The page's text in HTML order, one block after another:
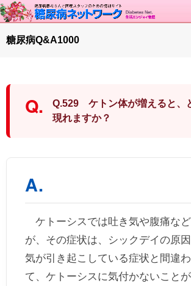
トップページ
糖尿病のきほん
特集・連載
血糖トレンド
特集・連載 一覧へ
1型ライフ
糖尿病Q&A1000
Q.529 ケトン体が増えると、
現れますか？
ケトーシスでは吐き気や腹痛な
が、その症状は、シックデイの原
気が引き起こしている症状と間違
て、ケトーシスに気付かないことが